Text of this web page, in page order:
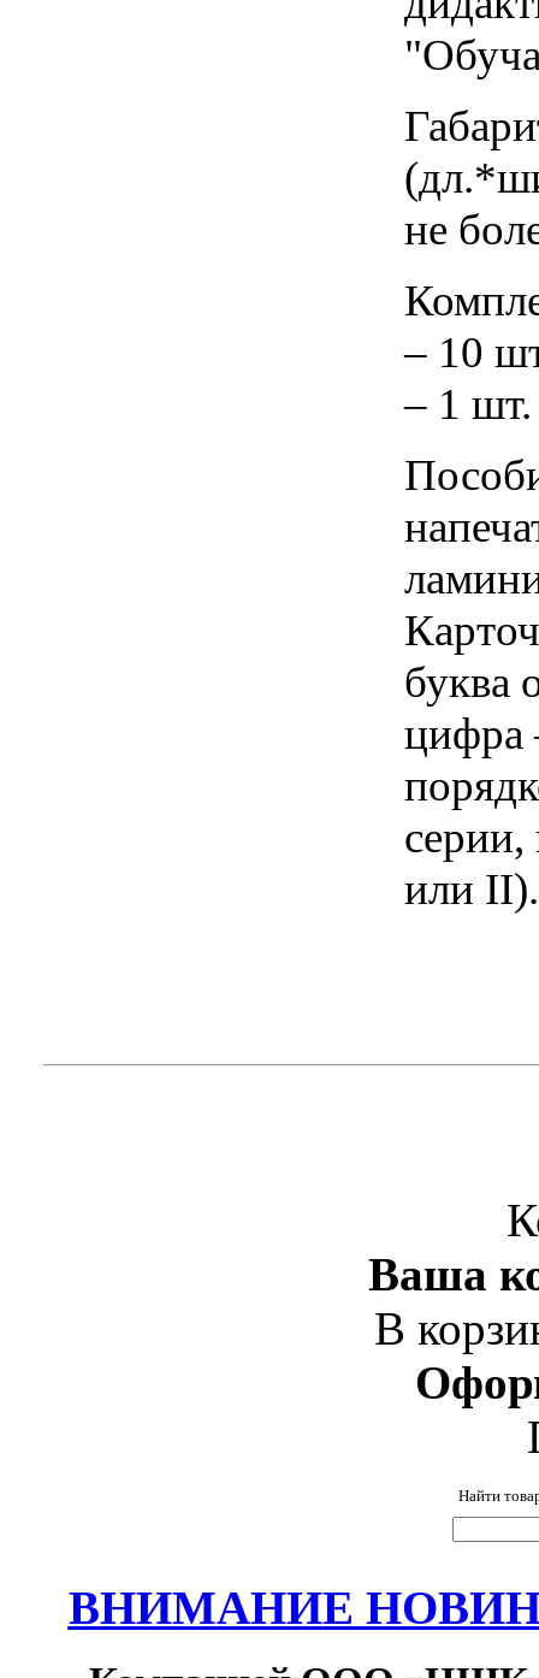
не
– 10
– 1 шт.
буква
цифра
серии,
или II).
Ваша
В
Найти
ВНИМАНИЕ